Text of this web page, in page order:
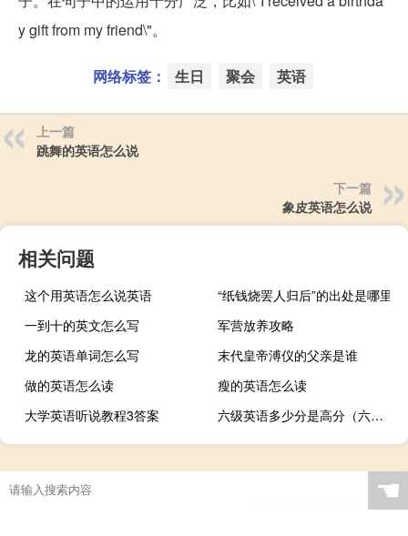
y gift from my friend\"。
网络标签： 生日 聚会 英语
上一篇
跳舞的英语怎么说
下一篇
象皮英语怎么说
相关问题
这个用英语怎么说英语
“纸钱烧罢人归后”的出处是哪里
一到十的英文怎么写
军营放养攻略
龙的英语单词怎么写
末代皇帝溥仪的父亲是谁
做的英语怎么读
瘦的英语怎么读
大学英语听说教程3答案
六级英语多少分是高分（六级英语多少分及格）
☚